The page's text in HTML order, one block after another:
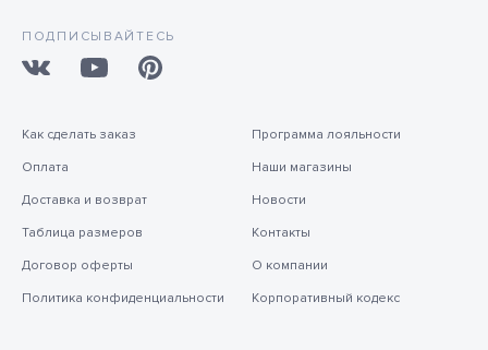
ПОДПИСЫВАЙТЕСЬ
Как сделать заказ
Оплата
Доставка и возврат
Таблица размеров
Договор оферты
Политика конфиденциальности
Программа лояльности
Наши магазины
Новости
Контакты
О компании
Корпоративный кодекс